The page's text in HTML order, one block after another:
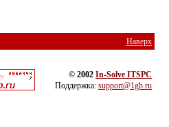
Наверх
© 2002 In-Solve ITSPC
Поддержка: support@1gb.ru